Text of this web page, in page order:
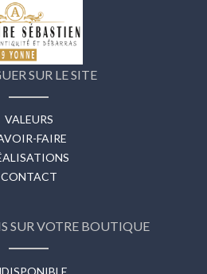
SUR LE SITE
VALEURS
FAIRE
CONTACT
SUR VOTRE BOUTIQUE